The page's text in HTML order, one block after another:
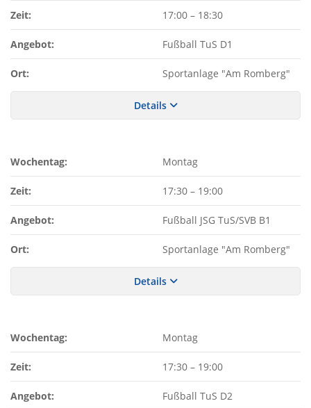
Zeit: 17:00 – 18:30
Angebot: Fußball TuS D1
Ort: Sportanlage "Am Romberg"
Details
Wochentag: Montag
Zeit: 17:30 – 19:00
Angebot: Fußball JSG TuS/SVB B1
Ort: Sportanlage "Am Romberg"
Details
Wochentag: Montag
Zeit: 17:30 – 19:00
Angebot: Fußball TuS D2